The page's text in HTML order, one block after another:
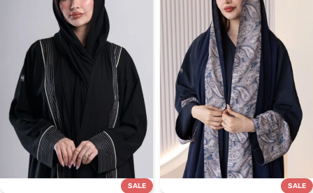
SALE
SALE